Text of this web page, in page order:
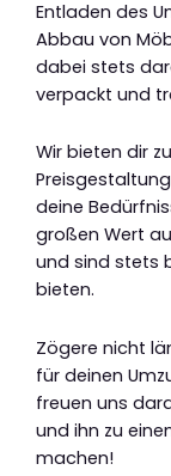
Entladen des
Abbau von
dabei stets
verpackt und
Wir bieten dir
deine
großen Wert
und sind stets
bieten.
Zögere nicht
für deinen
freuen uns
und ihn zu
machen!